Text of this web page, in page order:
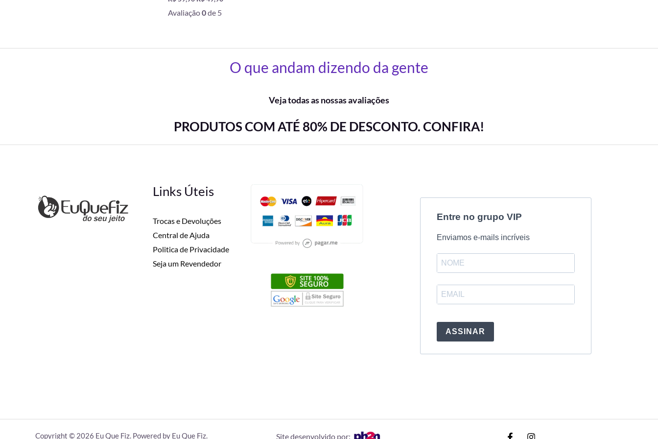
Avaliação0de 5
O que andam dizendo da gente
Veja todas as nossas avaliações
PRODUTOS COM ATÉ 80% DE DESCONTO. CONFIRA!
Links Úteis
Trocas e Devoluções
Central de Ajuda
Politica de Privacidade
Seja um Revendedor
Entre no grupo VIP
Enviamos e-mails incríveis
ASSINAR
Copyright © 2026 Eu Que Fiz. Powered by Eu Que Fiz. Site desenvolvido por: